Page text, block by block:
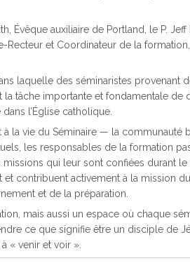
Évêque auxiliaire de Portland, le P. Jeff
Recteur et Coordinateur de la formation,
laquelle des séminaristes provenant
tâche importante et fondamentale de
l’Église catholique.
la vie du Séminaire — la communauté
les responsables de la formation
qui leur sont confiées durant le
contribuent activement à la mission du
et de la préparation.
mais aussi un espace où chaque
ce que signifie être un disciple de
« venir et voir ».